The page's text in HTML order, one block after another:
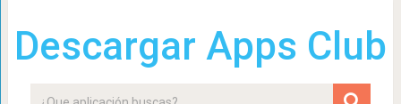
Descargar Apps Club